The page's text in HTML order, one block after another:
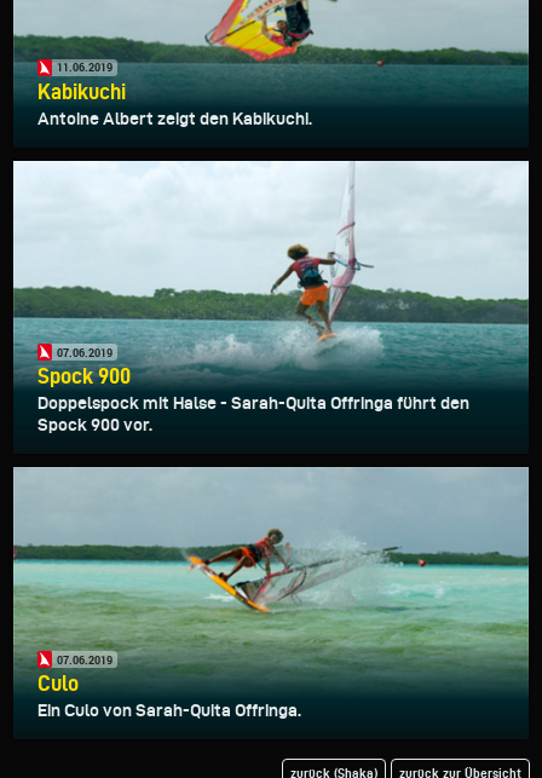
11.06.2019
Kabikuchi
Antoine Albert zeigt den Kabikuchi.
07.06.2019
Spock 900
Doppelspock mit Halse - Sarah-Quita Offringa führt den
Spock 900 vor.
07.06.2019
Culo
Ein Culo von Sarah-Quita Offringa.
zurück (Shaka) zurück zur Übersicht